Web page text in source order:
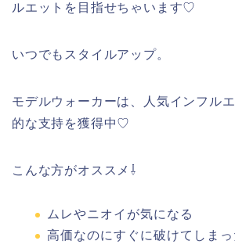
ルエットを目指せちゃいます♡
いつでもスタイルアップ。
モデルウォーカーは、人気インフル
的な支持を獲得中♡
こんな方がオススメ⇩
ムレやニオイが気になる
高価なのにすぐに破けてしまっ